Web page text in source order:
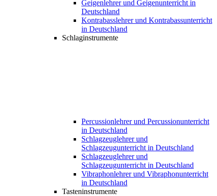
Geigenlehrer und Geigenunterricht in
Deutschland
Kontrabasslehrer und Kontrabassunterricht
in Deutschland
Schlaginstrumente
Percussionlehrer und Percussionunterricht
in Deutschland
Schlagzeuglehrer und
Schlagzeugunterricht in Deutschland
Schlagzeuglehrer und
Schlagzeugunterricht in Deutschland
Vibraphonlehrer und Vibraphonunterricht
in Deutschland
Tasteninstrumente